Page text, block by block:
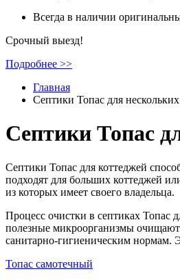
Всегда в наличии
Срочный выезд!
Подробнее >>
Главная
Септики Топас для
Септики Топас
Септики Топас для коттеджей
подходят для больших коттеджей
из которых имеет своего владельца.
Процесс очистки в септиках Топас
полезные микроорганизмы
санитарно-гигиеническим нормам.
Топас самотечный